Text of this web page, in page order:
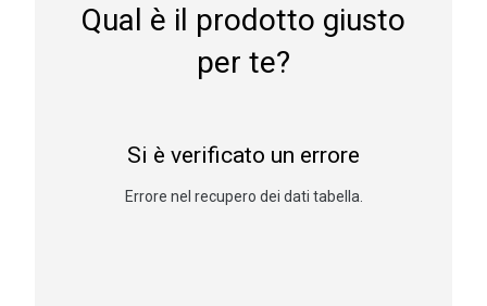
Qual è il prodotto giusto
per te?
Si è verificato un errore
Errore nel recupero dei dati tabella.